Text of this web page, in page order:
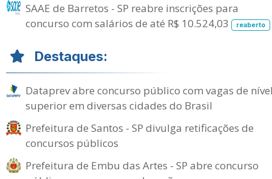
SAAE de Barretos - SP reabre inscrições para
concurso com salários de até R$ 10.524,03
reaberto
Destaques:
Dataprev abre concurso público com vagas de
superior em diversas cidades do Brasil
Prefeitura de Santos - SP divulga retificações de
concursos públicos
Prefeitura de Embu das Artes - SP abre concurso